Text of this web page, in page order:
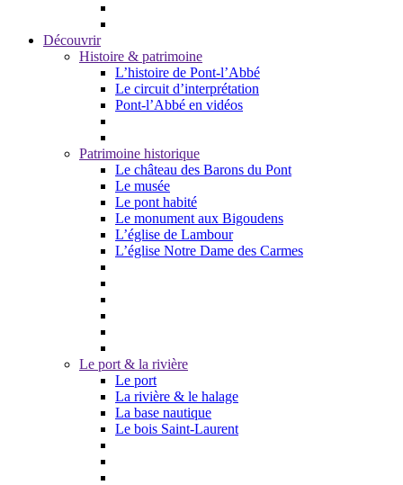
Découvrir
Histoire & patrimoine
L’histoire de Pont-l’Abbé
Le circuit d’interprétation
Pont-l’Abbé en vidéos
Patrimoine historique
Le château des Barons du Pont
Le musée
Le pont habité
Le monument aux Bigoudens
L’église de Lambour
L’église Notre Dame des Carmes
Le port & la rivière
Le port
La rivière & le halage
La base nautique
Le bois Saint-Laurent